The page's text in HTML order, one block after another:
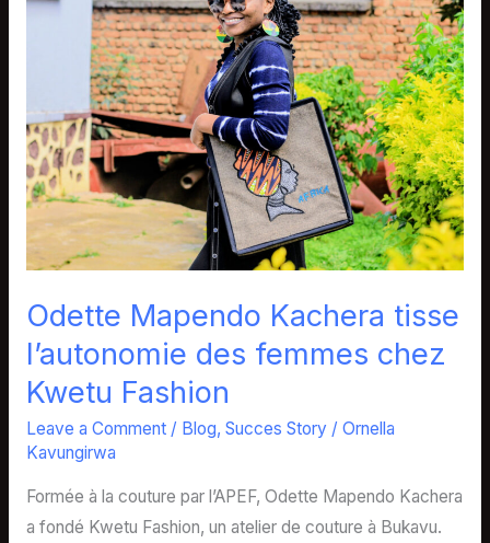
Odette Mapendo Kachera tisse
l’autonomie des femmes chez
Kwetu Fashion
Leave a Comment / Blog, Succes Story / Ornella
Kavungirwa
​Formée à la couture par l’APEF, Odette Mapendo Kachera
a fondé Kwetu Fashion, un atelier de couture à Bukavu.
tisse
l’autonomie
chez
Kwetu
Fashion